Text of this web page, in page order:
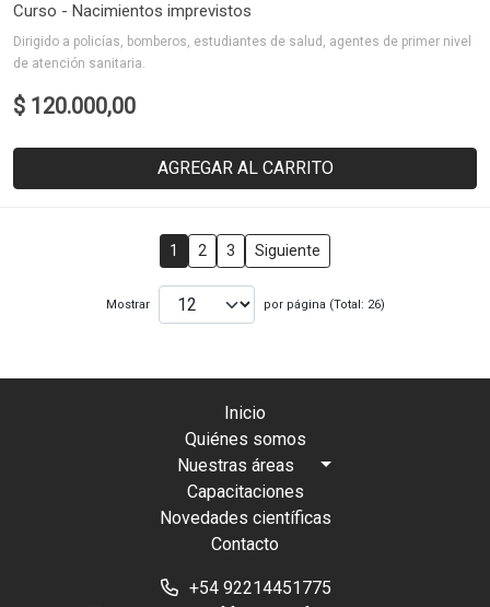
Curso - Nacimientos imprevistos
Dirigido a policías, bomberos, estudiantes de salud, agentes de primer nivel
de atención sanitaria.
$ 120.000,00
AGREGAR AL CARRITO
1 2 3 Siguiente
Mostrar por página (Total: 26)
Inicio
Quiénes somos
Nuestras áreas
Capacitaciones
Novedades científicas
Contacto
+54 92214451775